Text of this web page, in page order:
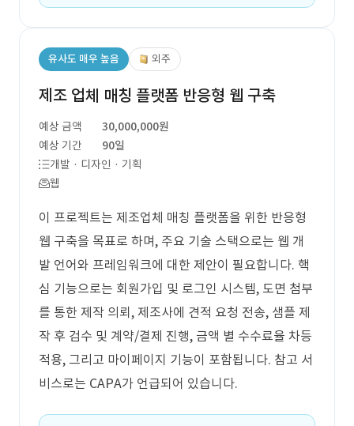
유사도 매우 높음 외주
제조 업체 매칭 플랫폼 반응형 웹 구축
예상 금액
30,000,000원
예상 기간
90일
개발 · 디자인 · 기획
웹
이 프로젝트는 제조업체 매칭 플랫폼을 위한 반응형
웹 구축을 목표로 하며, 주요 기술 스택으로는 웹 개
발 언어와 프레임워크에 대한 제안이 필요합니다. 핵
심 기능으로는 회원가입 및 로그인 시스템, 도면 첨부
를 통한 제작 의뢰, 제조사에 견적 요청 전송, 샘플 제
작 후 검수 및 계약/결제 진행, 금액 별 수수료율 차등
적용, 그리고 마이페이지 기능이 포함됩니다. 참고 서
비스로는 CAPA가 언급되어 있습니다.